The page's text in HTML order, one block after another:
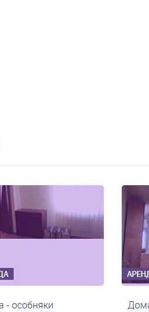
Дома - особняки